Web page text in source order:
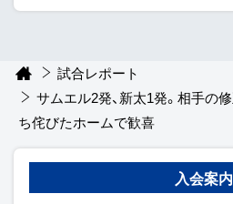
試合レポート
サムエル2発、新太1発。相手の
ち侘びたホームで歓喜
入会案内